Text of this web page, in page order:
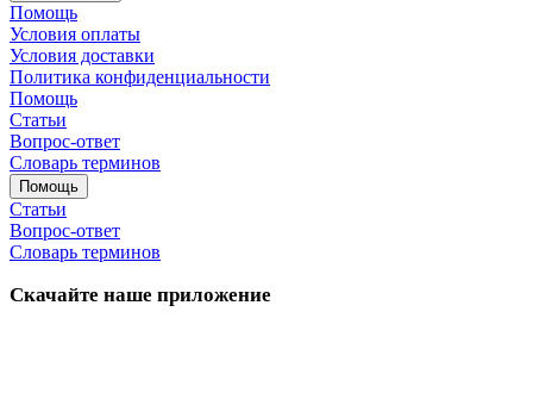
Помощь
Условия оплаты
Условия доставки
Политика конфиденциальности
Помощь
Статьи
Вопрос-ответ
Словарь терминов
Помощь
Статьи
Вопрос-ответ
Словарь терминов
Скачайте наше приложение